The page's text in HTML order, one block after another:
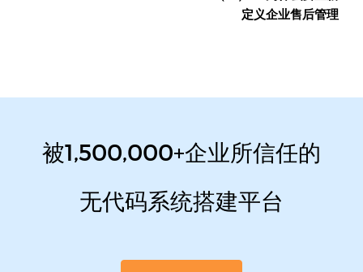
定义企业售后管理
被1,500,000+企业所信任的
无代码系统搭建平台